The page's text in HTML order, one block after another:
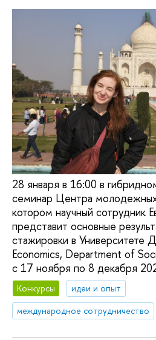
28 января в 16:00 в
семинар Центра
котором научный сотрудник
представит основные
стажировки в Университете
Economics, Department of
с 17 ноября по 8 декабря
Конкурсы
идеи и опыт
международное сотрудничество